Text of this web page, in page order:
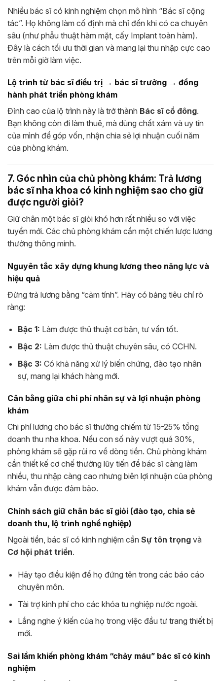
Nhiều bác sĩ có kinh nghiệm chọn mô hình “Bác sĩ cộng
tác”. Họ không làm cố định mà chỉ đến khi có ca chuyên
sâu (như phẫu thuật hàm mặt, cấy Implant toàn hàm).
Đây là cách tối ưu thời gian và mang lại thu nhập cực cao
trên mỗi giờ làm việc.
Lộ trình từ bác sĩ điều trị → bác sĩ trưởng → đồng
hành phát triển phòng khám
Đỉnh cao của lộ trình này là trở thành Bác sĩ cổ đông.
Bạn không còn đi làm thuê, mà dùng chất xám và uy tín
của mình để góp vốn, nhận chia sẻ lợi nhuận cuối năm
của phòng khám.
7. Góc nhìn của chủ phòng khám: Trả lương
bác sĩ nha khoa có kinh nghiệm sao cho giữ
được người giỏi?
Giữ chân một bác sĩ giỏi khó hơn rất nhiều so với việc
tuyển mới. Các chủ phòng khám cần một chiến lược lương
thưởng thông minh.
Nguyên tắc xây dựng khung lương theo năng lực và
hiệu quả
Đừng trả lương bằng “cảm tính”. Hãy có bảng tiêu chí rõ
ràng:
Bậc 1: Làm được thủ thuật cơ bản, tư vấn tốt.
Bậc 2: Làm được thủ thuật chuyên sâu, có CCHN.
Bậc 3: Có khả năng xử lý biến chứng, đào tạo nhân
sự, mang lại khách hàng mới.
Cân bằng giữa chi phí nhân sự và lợi nhuận phòng
khám
Chi phí lương cho bác sĩ thường chiếm từ 15-25% tổng
doanh thu nha khoa. Nếu con số này vượt quá 30%,
phòng khám sẽ gặp rủi ro về dòng tiền. Chủ phòng khám
cần thiết kế cơ chế thưởng lũy tiến để bác sĩ càng làm
nhiều, thu nhập càng cao nhưng biên lợi nhuận của phòng
khám vẫn được đảm bảo.
Chính sách giữ chân bác sĩ giỏi (đào tạo, chia sẻ
doanh thu, lộ trình nghề nghiệp)
Ngoài tiền, bác sĩ có kinh nghiệm cần Sự tôn trọng và
Cơ hội phát triển.
Hãy tạo điều kiện để họ đứng tên trong các báo cáo
chuyên môn.
Tài trợ kinh phí cho các khóa tu nghiệp nước ngoài.
Lắng nghe ý kiến của họ trong việc đầu tư trang thiết bị
mới.
Sai lầm khiến phòng khám “chảy máu” bác sĩ có kinh
nghiệm